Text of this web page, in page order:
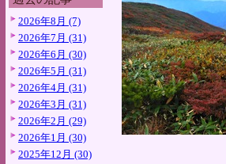
2026年8月 (7)
2026年7月 (31)
2026年6月 (30)
2026年5月 (31)
2026年4月 (31)
2026年3月 (31)
2026年2月 (29)
2026年1月 (30)
2025年12月 (30)